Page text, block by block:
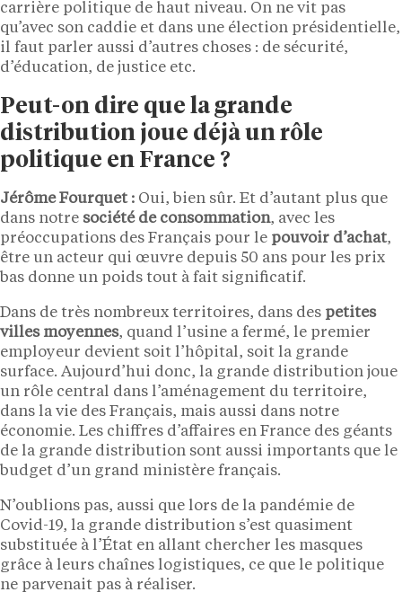
carrière politique de haut niveau. On ne vit pas
qu’avec son caddie et dans une élection présidentielle,
il faut parler aussi d’autres choses : de sécurité,
d’éducation, de justice etc.
Peut-on dire que la grande
distribution joue déjà un rôle
politique en France ?
Jérôme Fourquet : Oui, bien sûr. Et d’autant plus que
dans notre société de consommation, avec les
préoccupations des Français pour le pouvoir d’achat,
être un acteur qui œuvre depuis 50 ans pour les prix
bas donne un poids tout à fait significatif.
Dans de très nombreux territoires, dans des petites
villes moyennes, quand l’usine a fermé, le premier
employeur devient soit l’hôpital, soit la grande
surface. Aujourd’hui donc, la grande distribution joue
un rôle central dans l’aménagement du territoire,
dans la vie des Français, mais aussi dans notre
économie. Les chiffres d’affaires en France des géants
de la grande distribution sont aussi importants que le
budget d’un grand ministère français.
N’oublions pas, aussi que lors de la pandémie de
Covid-19, la grande distribution s’est quasiment
substituée à l’État en allant chercher les masques
grâce à leurs chaînes logistiques, ce que le politique
ne parvenait pas à réaliser.